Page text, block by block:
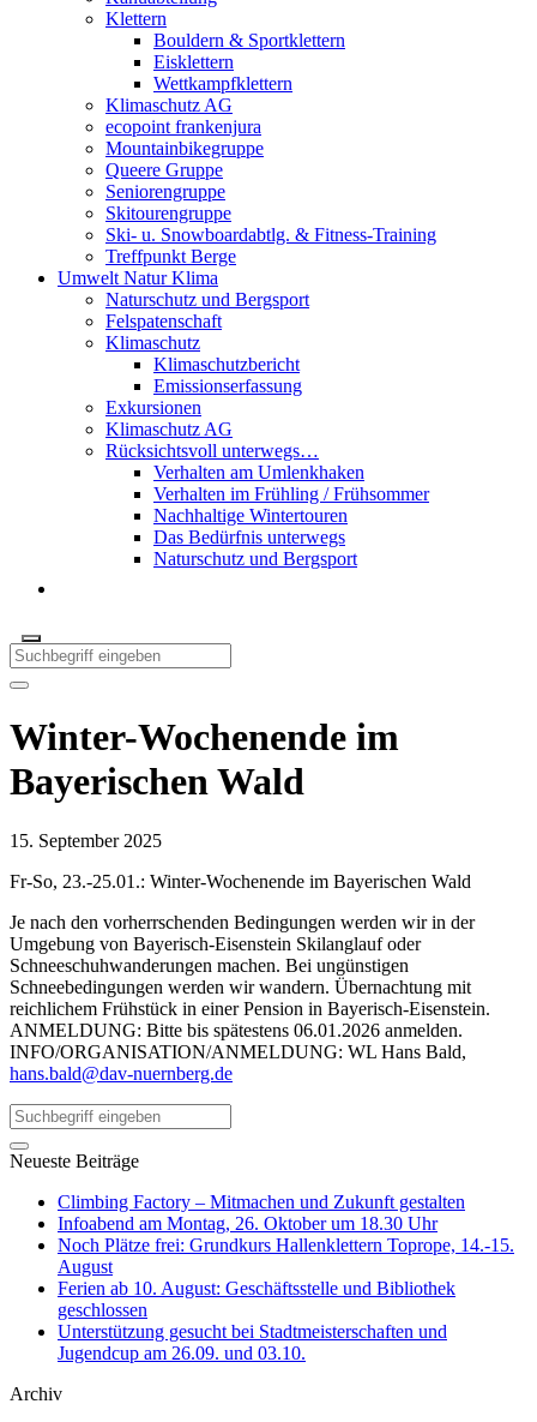
Klettern
Bouldern & Sportklettern
Eisklettern
Wettkampfklettern
Klimaschutz AG
ecopoint frankenjura
Mountainbikegruppe
Queere Gruppe
Seniorengruppe
Skitourengruppe
Ski- u. Snowboardabtlg. & Fitness-Training
Treffpunkt Berge
Umwelt Natur Klima
Naturschutz und Bergsport
Felspatenschaft
Klimaschutz
Klimaschutzbericht
Emissionserfassung
Exkursionen
Klimaschutz AG
Rücksichtsvoll unterwegs…
Verhalten am Umlenkhaken
Verhalten im Frühling / Frühsommer
Nachhaltige Wintertouren
Das Bedürfnis unterwegs
Naturschutz und Bergsport
Winter-Wochenende im
Bayerischen Wald
15. September 2025
Fr-So, 23.-25.01.: Winter-Wochenende im Bayerischen Wald
Je nach den vorherrschenden Bedingungen werden wir in der
Umgebung von Bayerisch-Eisenstein Skilanglauf oder
Schneeschuhwanderungen machen. Bei ungünstigen
Schneebedingungen werden wir wandern. Übernachtung mit
reichlichem Frühstück in einer Pension in Bayerisch-Eisenstein.
ANMELDUNG: Bitte bis spätestens 06.01.2026 anmelden.
INFO/ORGANISATION/ANMELDUNG: WL Hans Bald,
hans.bald@dav-nuernberg.de
Neueste Beiträge
Climbing Factory – Mitmachen und Zukunft gestalten
Infoabend am Montag, 26. Oktober um 18.30 Uhr
Noch Plätze frei: Grundkurs Hallenklettern Toprope, 14.-15.
August
Ferien ab 10. August: Geschäftsstelle und Bibliothek
geschlossen
Unterstützung gesucht bei Stadtmeisterschaften und
Jugendcup am 26.09. und 03.10.
Archiv